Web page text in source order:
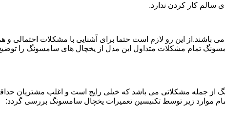
سالم کار کردن ندارد.
باشند.از این رو لازم است حتما برای آشنایی با مشکلات احتمالی
تمام مشکلات متداول این مدل از یخچال های سامسونگ را
از جمله مشکلاتی می باشد که خیلی رایج است و اغلب مشتریان